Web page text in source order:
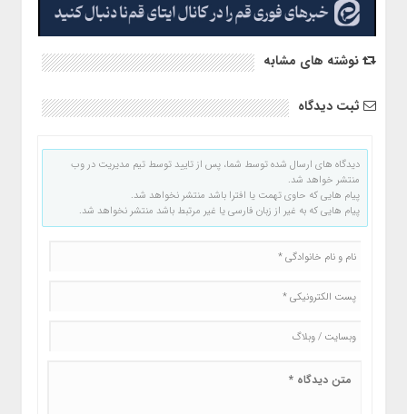
نوشته های مشابه
ثبت دیدگاه
دیدگاه های ارسال شده توسط شما، پس از تایید توسط تیم مدیریت در وب
منتشر خواهد شد.
پیام هایی که حاوی تهمت یا افترا باشد منتشر نخواهد شد.
پیام هایی که به غیر از زبان فارسی یا غیر مرتبط باشد منتشر نخواهد شد.